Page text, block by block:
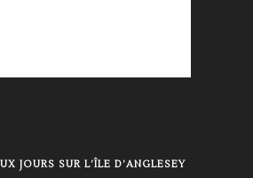
JOURS SUR L’ÎLE D’ANGLESEY